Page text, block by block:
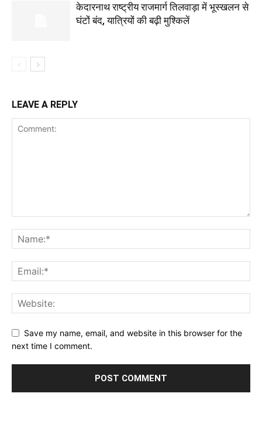
केदारनाथ राष्ट्रीय राजमार्ग तिलवाड़ा में भूस्खलन से
घंटों बंद, यात्रियों की बढ़ी मुश्किलें
LEAVE A REPLY
Save my name, email, and website in this browser for the
next time I comment.